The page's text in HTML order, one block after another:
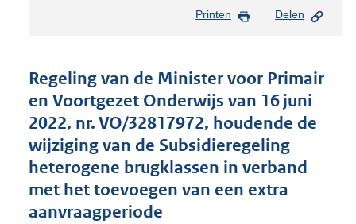
s
d
g
r
o
o
t
Printen Delen
Regeling van de Minister voor Primair
en Voortgezet Onderwijs van 16 juni
2022, nr. VO/32817972, houdende de
wijziging van de Subsidieregeling
heterogene brugklassen in verband
met het toevoegen van een extra
aanvraagperiode